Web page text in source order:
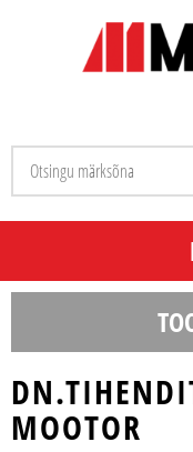
MOOTOR